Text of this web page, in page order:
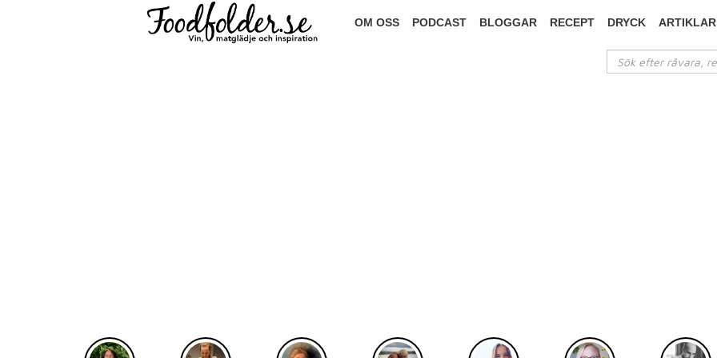
OM OSS PODCAST BLOGGAR RECEPT DRYCK ARTIKLAR